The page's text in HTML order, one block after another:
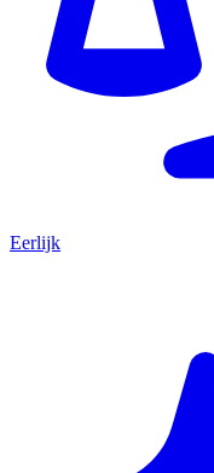
Eerlijk